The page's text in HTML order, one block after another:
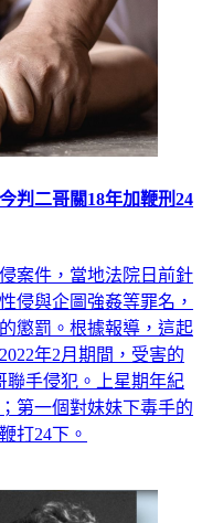
二哥關18年加鞭刑24
案件，當地法院日前針
侵與企圖強姦等罪名，
懲罰。根據報導，這起
年2月期間，受害的
聯手侵犯。上星期年紀
第一個對妹妹下毒手的